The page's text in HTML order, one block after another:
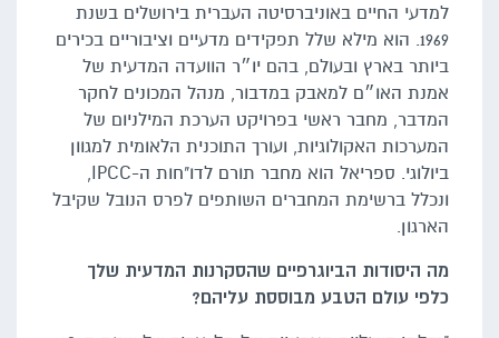
למדעי החיים באוניברסיטה העברית בירושלים בשנת
1969. הוא מילא שלל תפקידים מדעיים וציבוריים בכירים
ביותר בארץ ובעולם, בהם יו״ר הוועדה המדעית של
אמנת האו״ם למאבק במדבור, מנהל המכונים לחקר
המדבר, מחבר ראשי בפרויקט הערכת המילניום של
המערכות האקולוגיות, ועורך התוכנית הלאומית למגוון
ביולוגי. ספריאל הוא מחבר תורם לדו"חות ה-IPCC,
ונכלל ברשימת המחברים השותפים לפרס הנובל שקיבל
הארגון.
מה היסודות הביוגרפיים שהסקרנות המדעית שלך
כלפי עולם הטבע מבוססת עליהם?